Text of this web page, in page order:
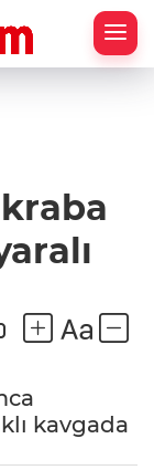
kavgada